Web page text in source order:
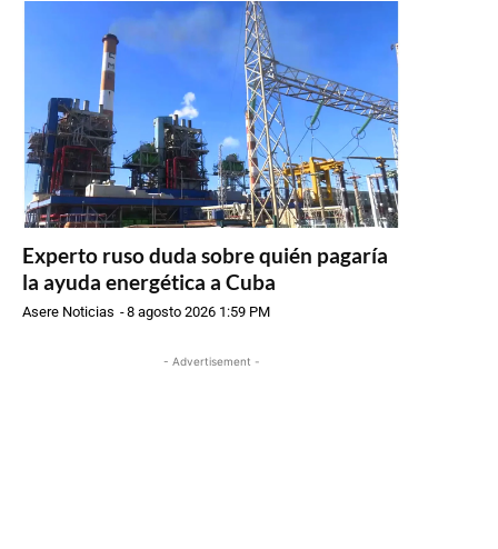
Experto ruso duda sobre quién pagaría
la ayuda energética a Cuba
Asere Noticias -8 agosto 2026 1:59 PM
- Advertisement -